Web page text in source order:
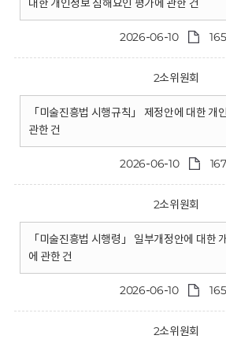
대한 개인정보 침해요인 평가에 관한 건
2026-06-10
2소위원회
「미술진흥법 시행규칙」 제정안에 대한 개
관한 건
2026-06-10
2소위원회
「미술진흥법 시행령」 일부개정안에 대한
에 관한 건
2026-06-10
2소위원회